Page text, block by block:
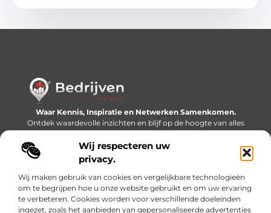
Wij respecteren uw
privacy.
Wij maken gebruik van cookies en vergelijkbare technologieën
om te begrijpen hoe u onze website gebruikt en om uw ervaring
te verbeteren. Cookies worden voor verschillende doeleinden
ingezet, zoals het aanbieden van gepersonaliseerde advertenties
Waar Kennis, Inspiratie en Netwerken Samenkomen.
Ontdek waardevolle inzichten en blijf op de hoogte van alles
wat er speelt in de wereld.
Bericht categorie
Onze informatie